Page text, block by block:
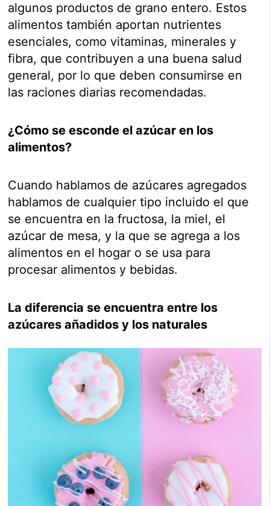
algunos productos de grano entero. Estos
alimentos también aportan nutrientes
esenciales, como vitaminas, minerales y
fibra, que contribuyen a una buena salud
general, por lo que deben consumirse en
las raciones diarias recomendadas.
¿Cómo se esconde el azúcar en los
alimentos?
Cuando hablamos de azúcares agregados
hablamos de cualquier tipo incluido el que
se encuentra en la fructosa, la miel, el
azúcar de mesa, y la que se agrega a los
alimentos en el hogar o se usa para
procesar alimentos y bebidas.
La diferencia se encuentra entre los
azúcares añadidos y los naturales